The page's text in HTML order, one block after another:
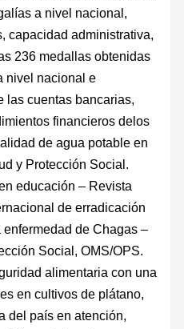
a nivel nacional,
capacidad administrativa,
236 medallas obtenidas
nivel nacional e
las cuentas bancarias,
financieros delos
de agua potable en
y Protección Social.
educación – Revista
de erradicación
de Chagas –
Social, OMS/OPS.
alimentaria con una
en cultivos de plátano,
del país en atención,